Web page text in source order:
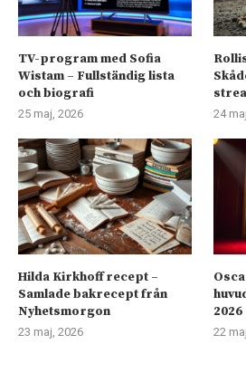
TV-program med Sofia
Wistam – Fullständig lista
och biografi
25 maj, 2026 24
Hilda Kirkhoff recept –
Samlade bakrecept från
Nyhetsmorgon
23 maj, 2026
2026
22